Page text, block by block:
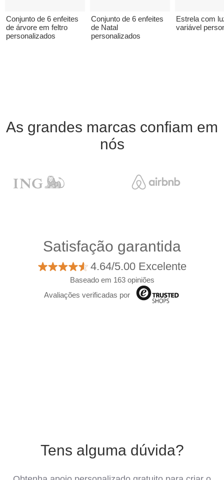
Conjunto de 6 enfeites
de árvore em feltro
personalizados
Conjunto de 6 enfeites
de Natal
personalizados
Estrela com
variável
As grandes marcas confiam em
nós
Satisfação garantida
4.64/5.00 Excelente
Baseado em 163 opiniões
Avaliações verificadas por
Tens alguma dúvida?